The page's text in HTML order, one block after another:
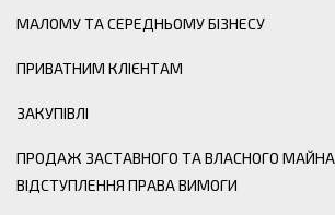
МАЛОМУ ТА СЕРЕДНЬОМУ БІЗНЕСУ
ПРИВАТНИМ КЛІЄНТАМ
ЗАКУПІВЛІ
ПРОДАЖ ЗАСТАВНОГО ТА ВЛАСНОГО
ВІДСТУПЛЕННЯ ПРАВА ВИМОГИ